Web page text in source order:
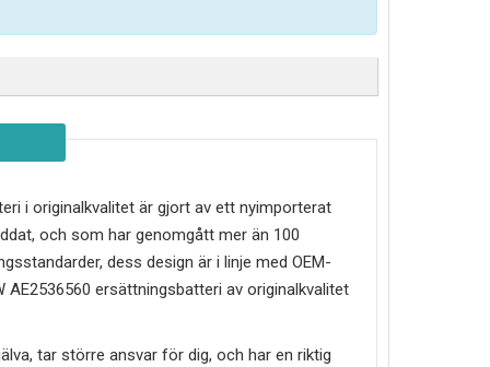
i originalkvalitet är gjort av ett nyimporterat
och som har genomgått mer än 100
dess design är i linje med OEM-
AE2536560 ersättningsbatteri av originalkvalitet
tar större ansvar för dig, och har en riktig